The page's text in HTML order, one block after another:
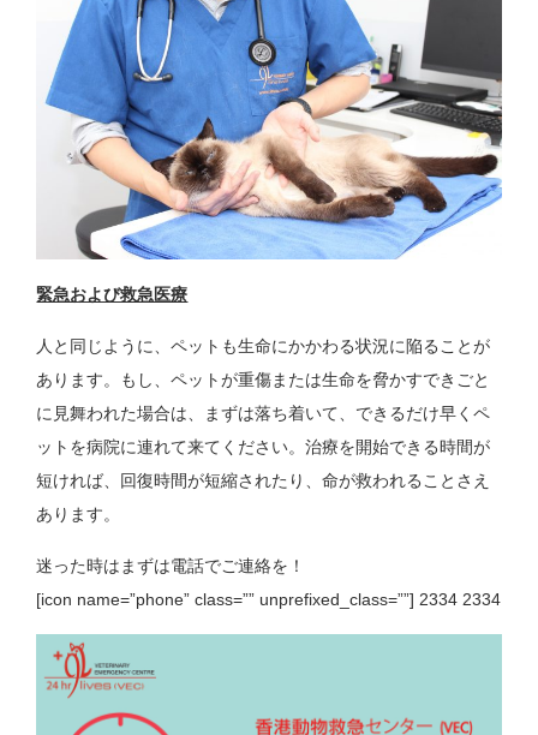
緊急および救急医療
人と同じように、ペットも生命にかかわる状況に陥ることが
あります。もし、ペットが重傷または生命を脅かすできごと
に見舞われた場合は、まずは落ち着いて、できるだけ早くペ
ットを病院に連れて来てください。治療を開始できる時間が
短ければ、 回復時間が短縮されたり、命が救われることさえ
あります。
迷った時はまずは電話でご連絡を！
[icon name=”phone” class=”” unprefixed_class=””] 2334 2334